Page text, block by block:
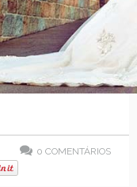
0 COMENTÁRIOS